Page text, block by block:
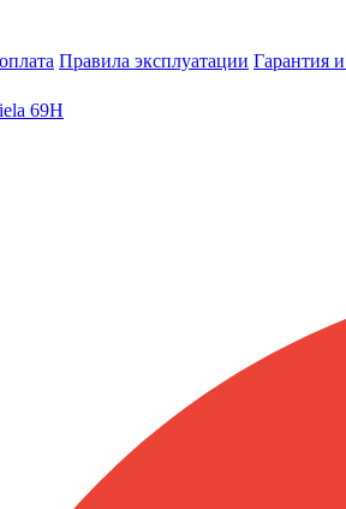
Правила эксплуатации Гарантия
69H